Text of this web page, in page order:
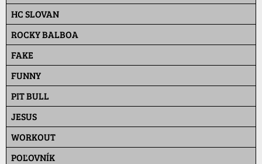
HC SLOVAN
ROCKY BALBOA
FAKE
FUNNY
PIT BULL
JESUS
WORKOUT
POĽOVNÍK